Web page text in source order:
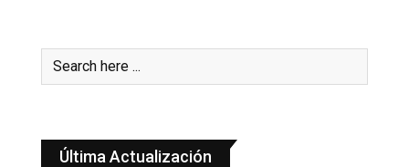
Última Actualización